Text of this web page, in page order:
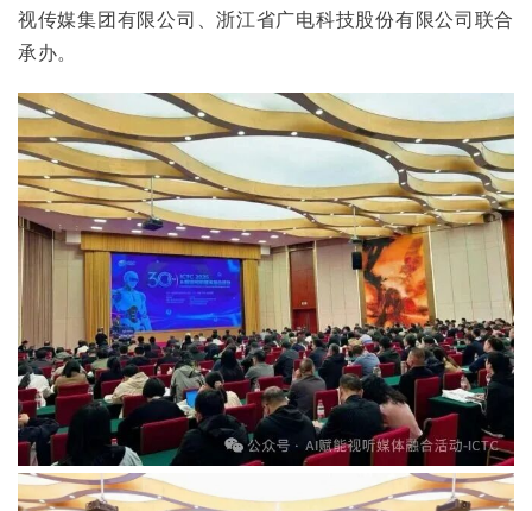
视传媒集团有限公司、浙江省广电科技股份有限公司联合
承办。